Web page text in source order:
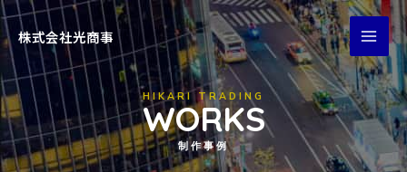
株式会社光商事
HIKARI TRADING
WORKS
制作事例